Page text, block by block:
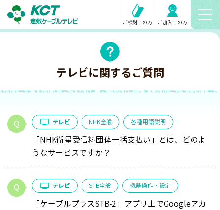
ご検討中の方 ご加入中の方
テレビに関するご質問
テレビ NHK全般 各種用語説明
「NHK衛星受信料団体一括支払い」とは、どのよ
うなサービスですか？
テレビ STB全般 機器操作・設定
「ケーブルプラスSTB-2」アプリ上でGoogleアカ